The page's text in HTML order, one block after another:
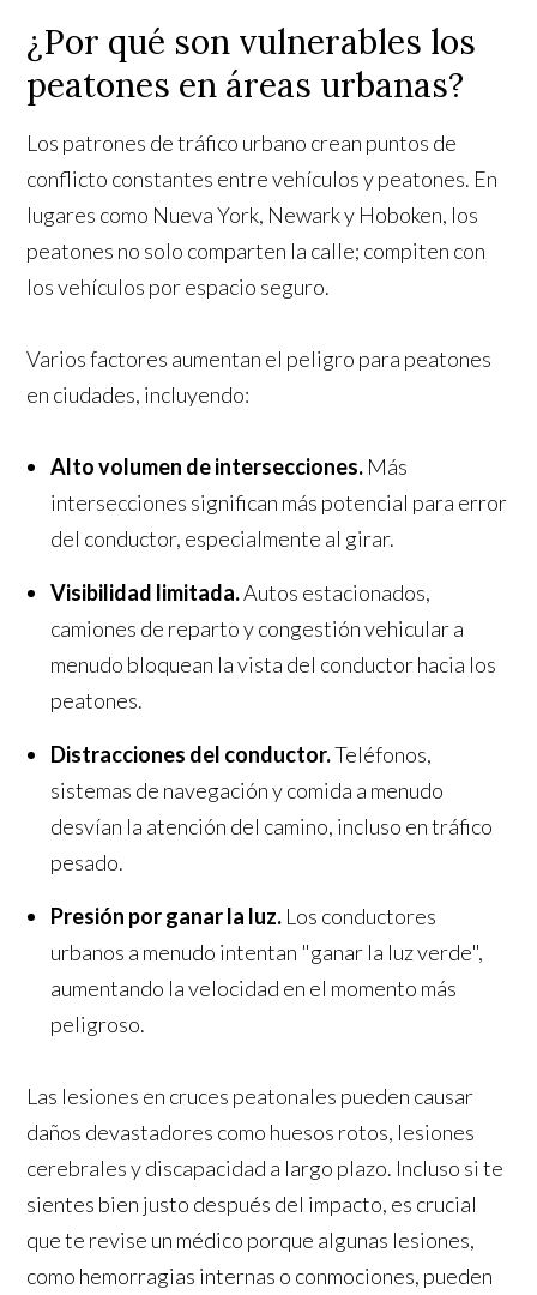
¿Por qué son vulnerables los
peatones en áreas urbanas?
Los patrones de tráfico urbano crean puntos de
conflicto constantes entre vehículos y peatones. En
lugares como Nueva York, Newark y Hoboken, los
peatones no solo comparten la calle; compiten con
los vehículos por espacio seguro.
Varios factores aumentan el peligro para peatones
en ciudades, incluyendo:
Alto volumen de intersecciones. Más
intersecciones significan más potencial para error
del conductor, especialmente al girar.
Visibilidad limitada.Autos estacionados,
camiones de reparto y congestión vehicular a
menudo bloquean la vista del conductor hacia los
peatones.
Distracciones del conductor.Teléfonos,
sistemas de navegación y comida a menudo
desvían la atención del camino, incluso en tráfico
pesado.
Presión por ganar la luz. Los conductores
urbanos a menudo intentan "ganar la luz verde",
aumentando la velocidad en el momento más
peligroso.
Las lesiones en cruces peatonales pueden causar
daños devastadores como huesos rotos, lesiones
cerebrales y discapacidad a largo plazo. Incluso si te
sientes bien justo después del impacto, es crucial
que te revise un médico porque algunas lesiones,
como hemorragias internas o conmociones, pueden